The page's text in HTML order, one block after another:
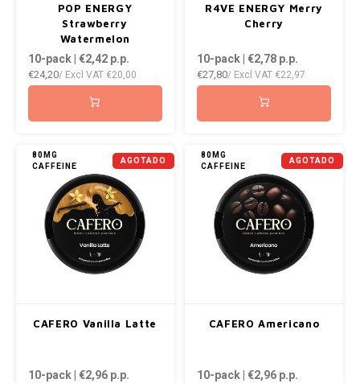
POP ENERGY
Strawberry
Watermelon
10-pack | €2,42p.p.
€24,20/ Excl VAT €20,00
R4VE ENERGY Merry
Cherry
10-pack | €2,78p.p.
€27,80/ Excl VAT €22,97
80MG
CAFFEINE
AGOTADO
CAFERO Vanilla Latte
10-pack | €2,96p.p.
80MG
CAFFEINE
AGOTADO
CAFERO Americano
10-pack | €2,96p.p.